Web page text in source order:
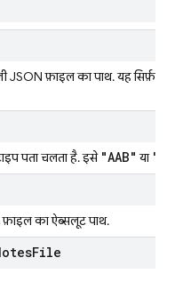
फ़ाइल का पाथ. यह सिर्फ़ तब
पता चलता है. इसे "AAB" या "APK"
फ़ाइल का ऐब्सलूट पाथ.
File